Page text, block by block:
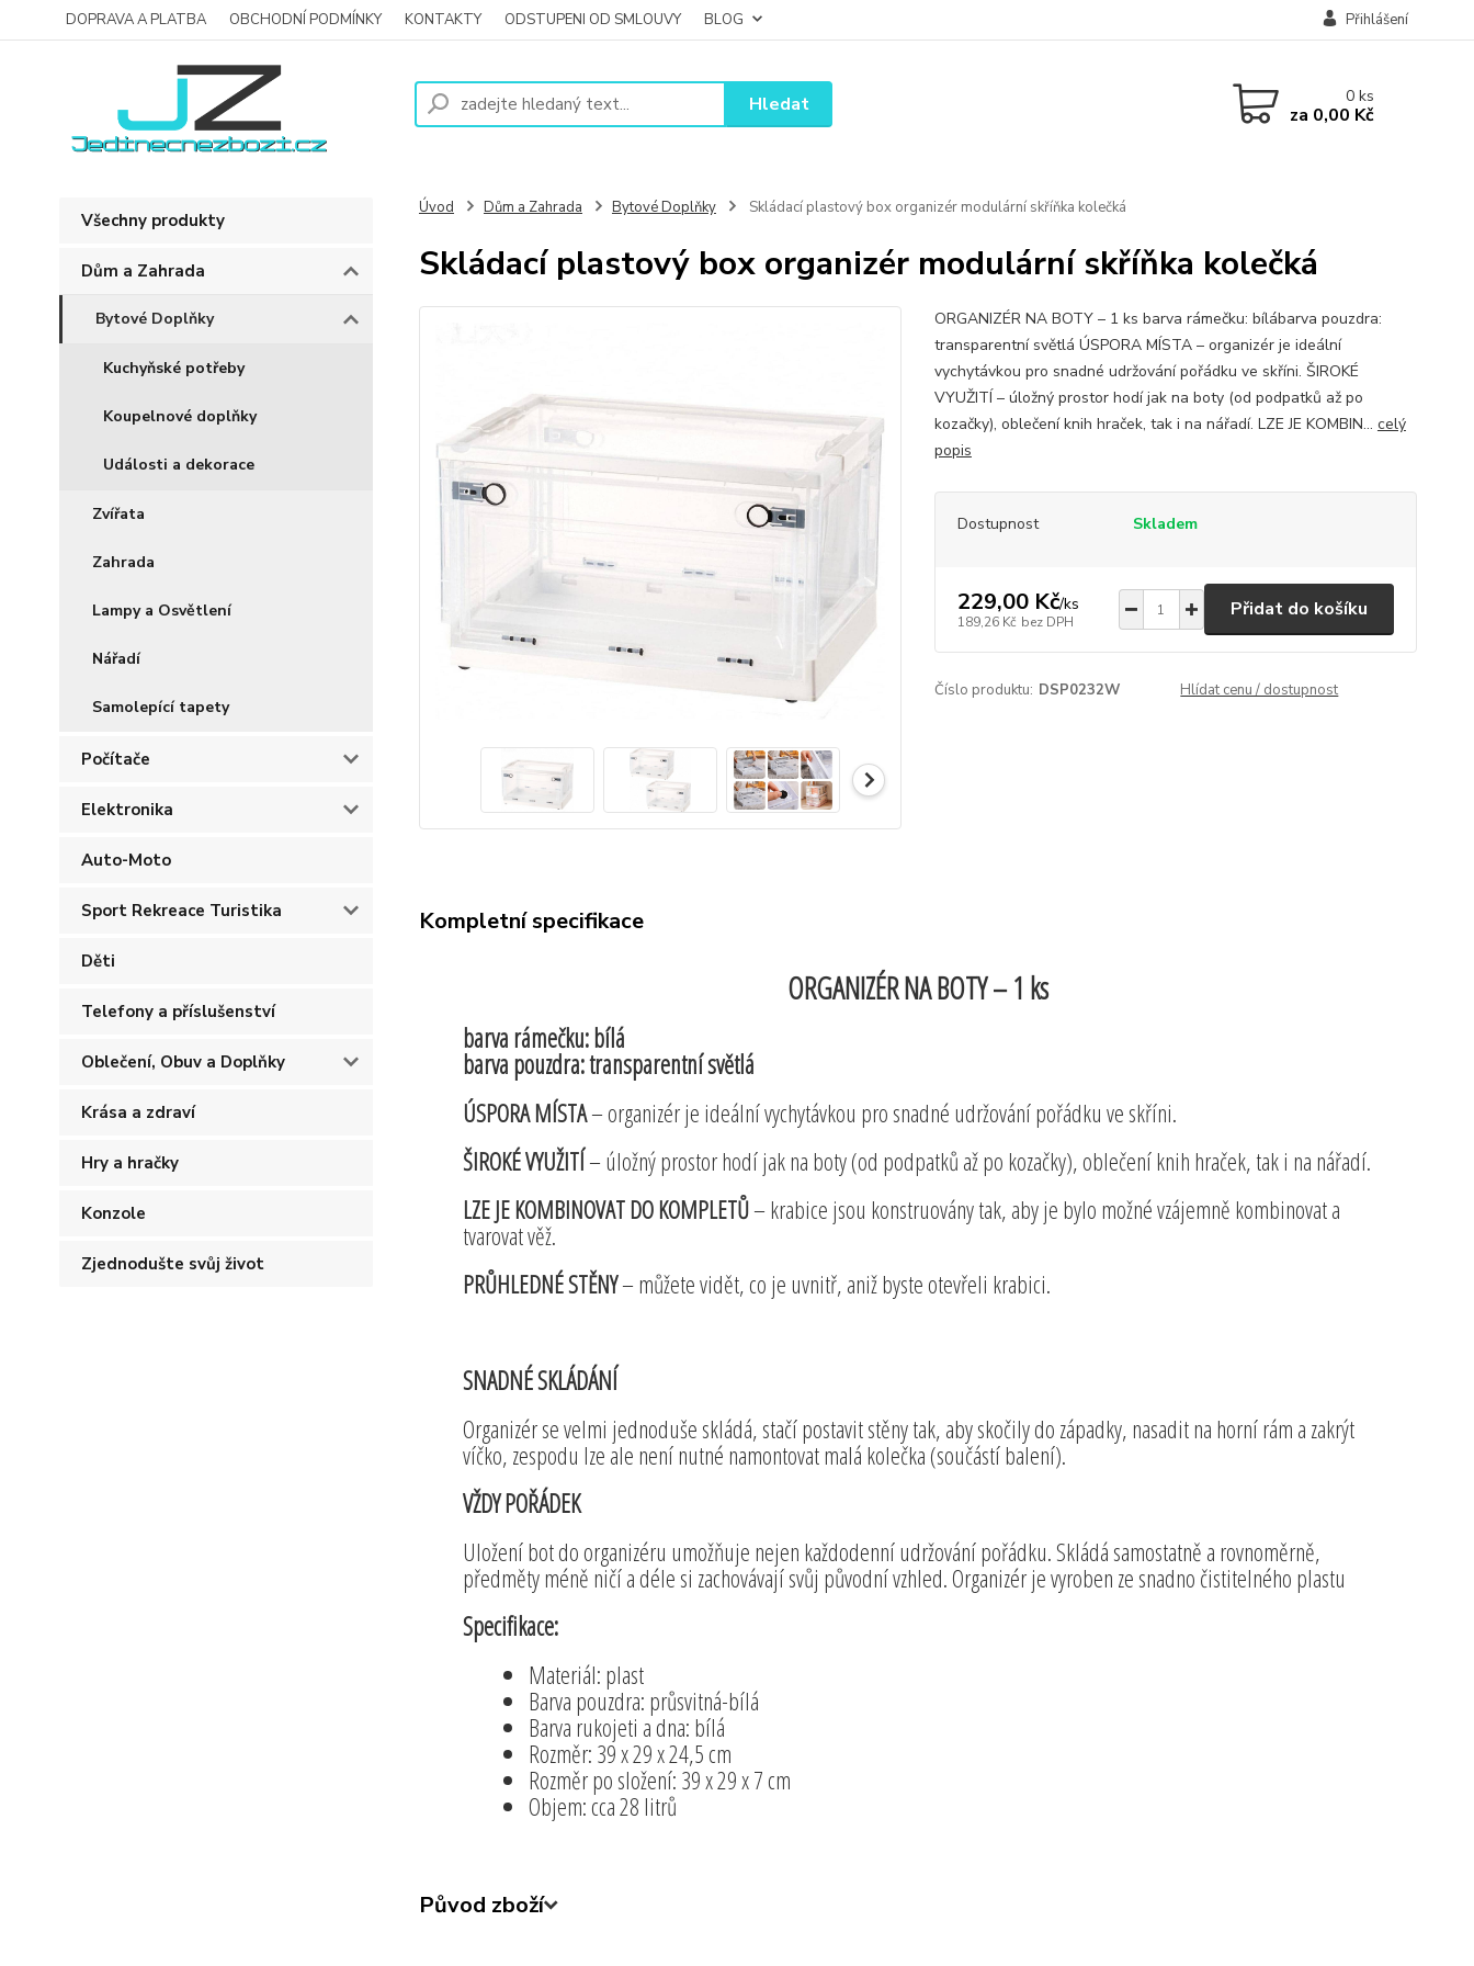
DOPRAVA A PLATBA OBCHODNÍ PODMÍNKY KONTAKTY ODSTUPENI OD SMLOUVY BLOG Přihlášení
Hledat 0ks
za 0,00 Kč
Všechny produkty
Dům a Zahrada
Bytové Doplňky
Kuchyňské potřeby
Koupelnové doplňky
Události a dekorace
Zvířata
Zahrada
Lampy a Osvětlení
Nářadí
Samolepící tapety
Počítače
Elektronika
Auto-Moto
Sport Rekreace Turistika
Děti
Telefony a příslušenství
Oblečení, Obuv a Doplňky
Krása a zdraví
Hry a hračky
Konzole
Zjednodušte svůj život
Úvod Dům a Zahrada Bytové Doplňky Skládací plastový box organizér modulární skříňka kolečká
Skládací plastový box organizér modulární skříňka kolečká
ORGANIZÉR NA BOTY – 1 ks barva rámečku: bílábarva pouzdra:
transparentní světlá ÚSPORA MÍSTA – organizér je ideální
vychytávkou pro snadné udržování pořádku ve skříni. ŠIROKÉ
VYUŽITÍ – úložný prostor hodí jak na boty (od podpatků až po
kozačky), oblečení knih hraček, tak i na nářadí. LZE JE KOMBIN... celý
popis
Dostupnost Skladem
229,00 Kč/ks
189,26 Kč bez DPH
Přidat do košíku
Číslo produktu: DSP0232W Hlídat cenu / dostupnost
Kompletní specifikace
ORGANIZÉR NA BOTY – 1 ks
barva rámečku: bílá
barva pouzdra: transparentní světlá
ÚSPORA MÍSTA– organizér je ideální vychytávkou pro snadné udržování pořádku ve skříni.
ŠIROKÉ VYUŽITÍ– úložný prostor hodí jak na boty (od podpatků až po kozačky), oblečení knih hraček, tak i na nářadí.
LZE JE KOMBINOVAT DO KOMPLETŮ– krabice jsou konstruovány tak, aby je bylo možné vzájemně kombinovat a
tvarovat věž.
PRŮHLEDNÉ STĚNY– můžete vidět, co je uvnitř, aniž byste otevřeli krabici.
SNADNÉ SKLÁDÁNÍ
Organizér se velmi jednoduše skládá, stačí postavit stěny tak, aby skočily do západky, nasadit na horní rám a zakrýt
víčko, zespodu lze ale není nutné namontovat malá kolečka (součástí balení).
VŽDY POŘÁDEK
Uložení bot do organizéru umožňuje nejen každodenní udržování pořádku. Skládá samostatně a rovnoměrně,
předměty méně ničí a déle si zachovávají svůj původní vzhled. Organizér je vyroben ze snadno čistitelného plastu
Specifikace:
Materiál: plast
Barva pouzdra: průsvitná-bílá
Barva rukojeti a dna: bílá
Rozměr: 39 x 29 x 24,5 cm
Rozměr po složení: 39 x 29 x 7 cm
Objem: cca 28 litrů
Původ zboží